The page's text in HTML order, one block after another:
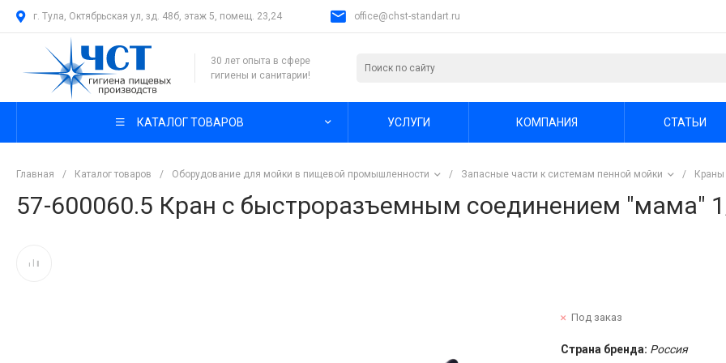
г. Тула, Октябрьская ул, зд. 48б, этаж 5, помещ. 23,24 office@chst-standart.ru
30 лет опыта в сфере
гигиены и санитарии!
КАТАЛОГ ТОВАРОВ УСЛУГИ КОМПАНИЯ СТАТЬИ
Главная / Каталог товаров / Оборудование для мойки в пищевой промышленности / Запасные части к системам пенной мойки / Краны
57-600060.5 Кран с быстроразъемным соединением "мама"
Под заказ
Страна бренда: Россия